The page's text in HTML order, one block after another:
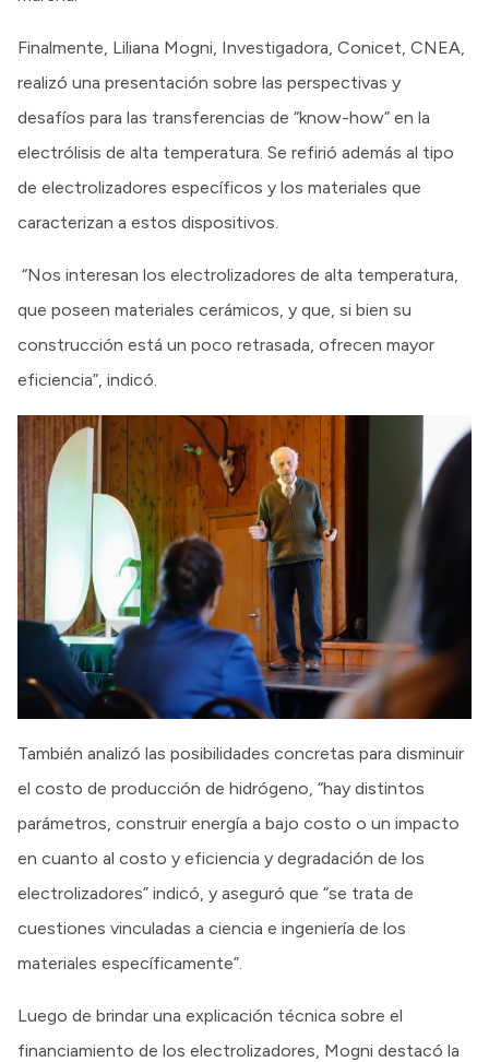
Finalmente, Liliana Mogni, Investigadora, Conicet, CNEA,
realizó una presentación sobre las perspectivas y
desafíos para las transferencias de “know-how” en la
electrólisis de alta temperatura. Se refirió además al tipo
de electrolizadores específicos y los materiales que
caracterizan a estos dispositivos.
“Nos interesan los electrolizadores de alta temperatura,
que poseen materiales cerámicos, y que, si bien su
construcción está un poco retrasada, ofrecen mayor
eficiencia”, indicó.
También analizó las posibilidades concretas para disminuir
el costo de producción de hidrógeno, “hay distintos
parámetros, construir energía a bajo costo o un impacto
en cuanto al costo y eficiencia y degradación de los
electrolizadores” indicó, y aseguró que “se trata de
cuestiones vinculadas a ciencia e ingeniería de los
materiales específicamente”.
Luego de brindar una explicación técnica sobre el
financiamiento de los electrolizadores, Mogni destacó la